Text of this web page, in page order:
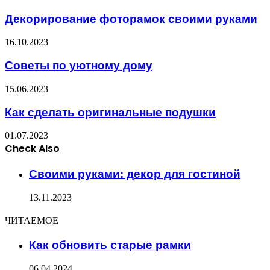
Декорирование фоторамок своими руками
16.10.2023
Советы по уютному дому
15.06.2023
Как сделать оригинальные подушки
01.07.2023
Check Also
Своими руками: декор для гостиной
13.11.2023
ЧИТАЕМОЕ
Как обновить старые рамки